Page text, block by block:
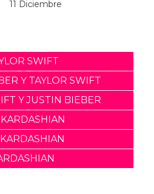
11 Diciembre
SWIFT
Y TAYLOR SWIFT
Y JUSTIN BIEBER